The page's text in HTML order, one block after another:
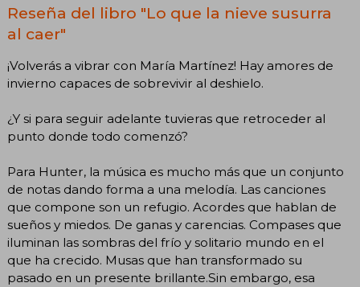
Reseña del libro "Lo que la nieve susurra
al caer"
¡Volverás a vibrar con María Martínez! Hay amores de
invierno capaces de sobrevivir al deshielo.
¿Y si para seguir adelante tuvieras que retroceder al
punto donde todo comenzó?
Para Hunter, la música es mucho más que un conjunto
de notas dando forma a una melodía. Las canciones
que compone son un refugio. Acordes que hablan de
sueños y miedos. De ganas y carencias. Compases que
iluminan las sombras del frío y solitario mundo en el
que ha crecido. Musas que han transformado su
pasado en un presente brillante.Sin embargo, esa